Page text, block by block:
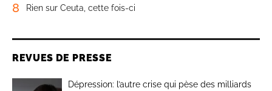
8 Rien sur Ceuta, cette fois-ci
REVUES DE PRESSE
Dépression: l’autre crise qui pèse des milliards